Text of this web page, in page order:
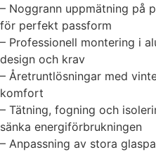
– Noggrann uppmätning på
för perfekt passform
– Professionell montering i
design och krav
– Åretruntlösningar med
komfort
– Tätning, fogning och
sänka energiförbrukningen
– Anpassning av stora